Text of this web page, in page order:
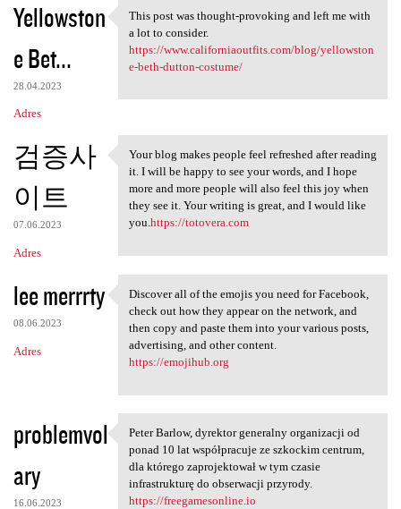
Yellowston
e Bet...
28.04.2023
Adres
This post was thought
This post was thought-provoking and left me with
a lot to consider.
https://www.californiaoutfits.com/blog/yellowston
e-beth-dutton-costume/
검증사
이트
07.06.2023
Adres
Your blog makes people feel
Your blog makes people feel refreshed after reading
it. I will be happy to see your words, and I hope
more and more people will also feel this joy when
they see it. Your writing is great, and I would like
you.https://totovera.com
lee merrrty
08.06.2023
Adres
Discover all of the emojis
Discover all of the emojis you need for Facebook,
check out how they appear on the network, and
then copy and paste them into your various posts,
advertising, and other content.
https://emojihub.org
problemvol
ary
16.06.2023
Peter Barlow, dyrektor
Peter Barlow, dyrektor generalny organizacji od
ponad 10 lat współpracuje ze szkockim centrum,
dla którego zaprojektował w tym czasie
infrastrukturę do obserwacji przyrody.
https://freegamesonline.io